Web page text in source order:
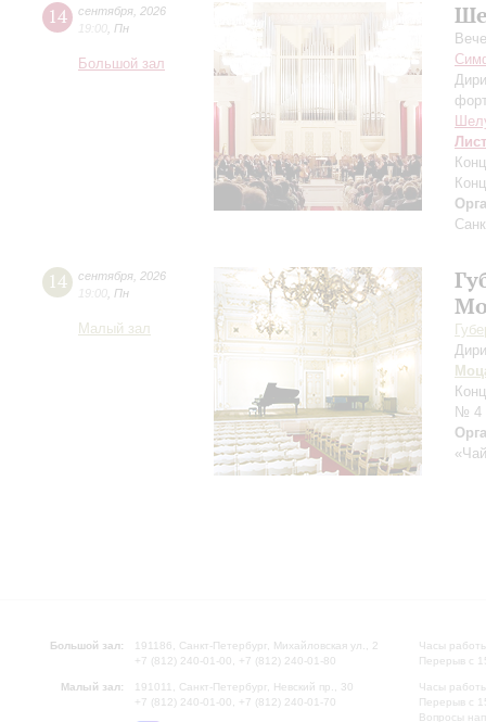
14 сентября 2026
19:00 Пн
Большой зал
Лист
14 сентября 2026
19:00 Пн
Малый зал
№ 4
Большой зал:
191186, Санкт-Петербург, Михайловская ул., 2
+7 (812) 240-01-00, +7 (812) 240-01-80
Малый зал:
191011, Санкт-Петербург, Невский пр., 30
+7 (812) 240-01-00, +7 (812) 240-01-70
Часы
Перерыв с
Часы
Перерыв с
Вопросы